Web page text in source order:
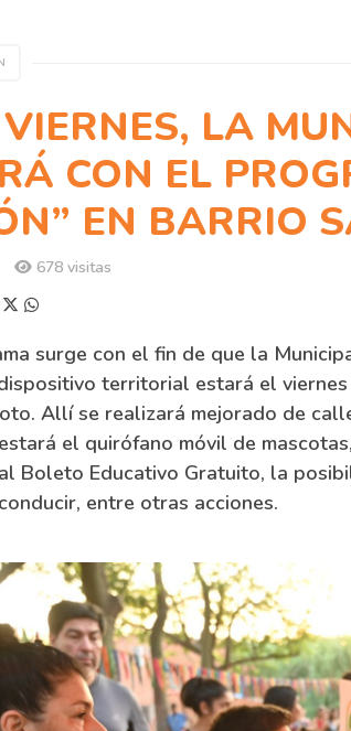
VIERNES, LA
CON EL
EN BARRIO
678 visitas
surge con el fin de que la
territorial estará el
Allí se realizará mejorado de
el quirófano móvil de
Boleto Educativo Gratuito, la
entre otras acciones.